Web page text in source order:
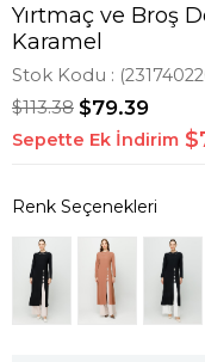
Yırtmaç ve Broş
Karamel
Stok Kodu
$113.38 $79.39
Sepette Ek İndirim